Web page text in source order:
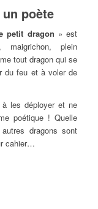
poète
petit dragon » est
plein
tout dragon qui se
du feu et à voler de
à les déployer et ne
poétique ! Quelle
dragons sont
cahier…